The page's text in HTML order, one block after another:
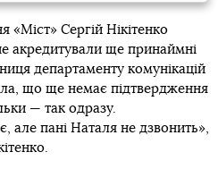
«Міст» Сергій Нікітенко
акредитували ще принаймні
департаменту комунікацій
що ще немає підтвердження
— так одразу.
але пані Наталя не дзвонить»,